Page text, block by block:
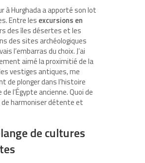
à Hurghada a apporté son lot
Entre les excursions en
des îles désertes et les
des sites archéologiques
l’embarras du choix. J’ai
aimé la proximitié de la
vestiges antiques, me
de plonger dans l’histoire
l’Égypte ancienne. Quoi de
de harmoniser détente et
de cultures